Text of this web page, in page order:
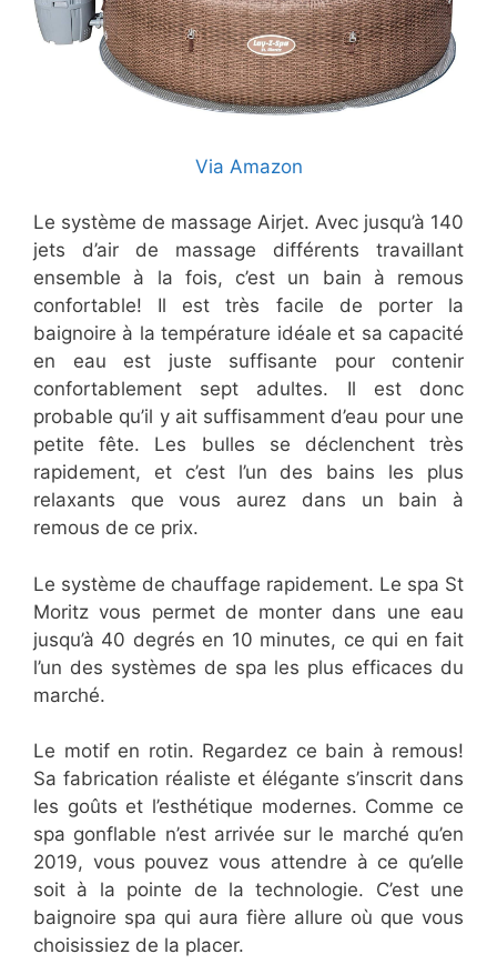
Via Amazon
Le système de massage Airjet. Avec jusqu’à 140
jets d’air de massage différents travaillant
ensemble à la fois, c’est un bain à remous
confortable! Il est très facile de porter la
baignoire à la température idéale et sa capacité
en eau est juste suffisante pour contenir
confortablement sept adultes. Il est donc
probable qu’il y ait suffisamment d’eau pour une
petite fête. Les bulles se déclenchent très
rapidement, et c’est l’un des bains les plus
relaxants que vous aurez dans un bain à
remous de ce prix.
Le système de chauffage rapidement. Le spa St
Moritz vous permet de monter dans une eau
jusqu’à 40 degrés en 10 minutes, ce qui en fait
l’un des systèmes de spa les plus efficaces du
marché.
Le motif en rotin. Regardez ce bain à remous!
Sa fabrication réaliste et élégante s’inscrit dans
les goûts et l’esthétique modernes. Comme ce
spa gonflable n’est arrivée sur le marché qu’en
2019, vous pouvez vous attendre à ce qu’elle
soit à la pointe de la technologie. C’est une
baignoire spa qui aura fière allure où que vous
choisissiez de la placer.